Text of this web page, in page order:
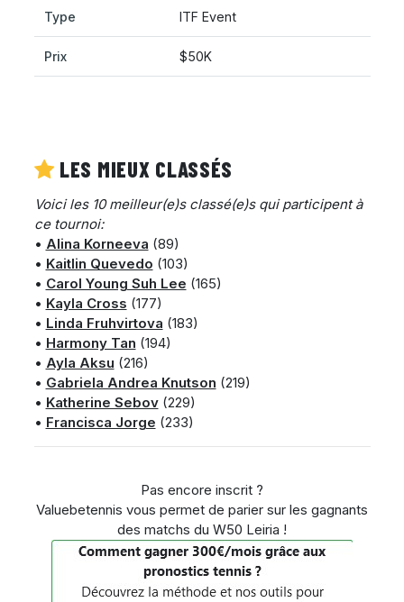
Type ITF Event
Prix $50K
LES MIEUX CLASSÉS
Voici les 10 meilleur(e)s classé(e)s qui participent à
ce tournoi:
• Alina Korneeva (89)
• Kaitlin Quevedo (103)
• Carol Young Suh Lee (165)
• Kayla Cross (177)
• Linda Fruhvirtova (183)
• Harmony Tan (194)
• Ayla Aksu (216)
• Gabriela Andrea Knutson (219)
• Katherine Sebov(229)
• Francisca Jorge (233)
Pas encore inscrit ?
Valuebetennis vous permet de parier sur les gagnants
des matchs du W50 Leiria !